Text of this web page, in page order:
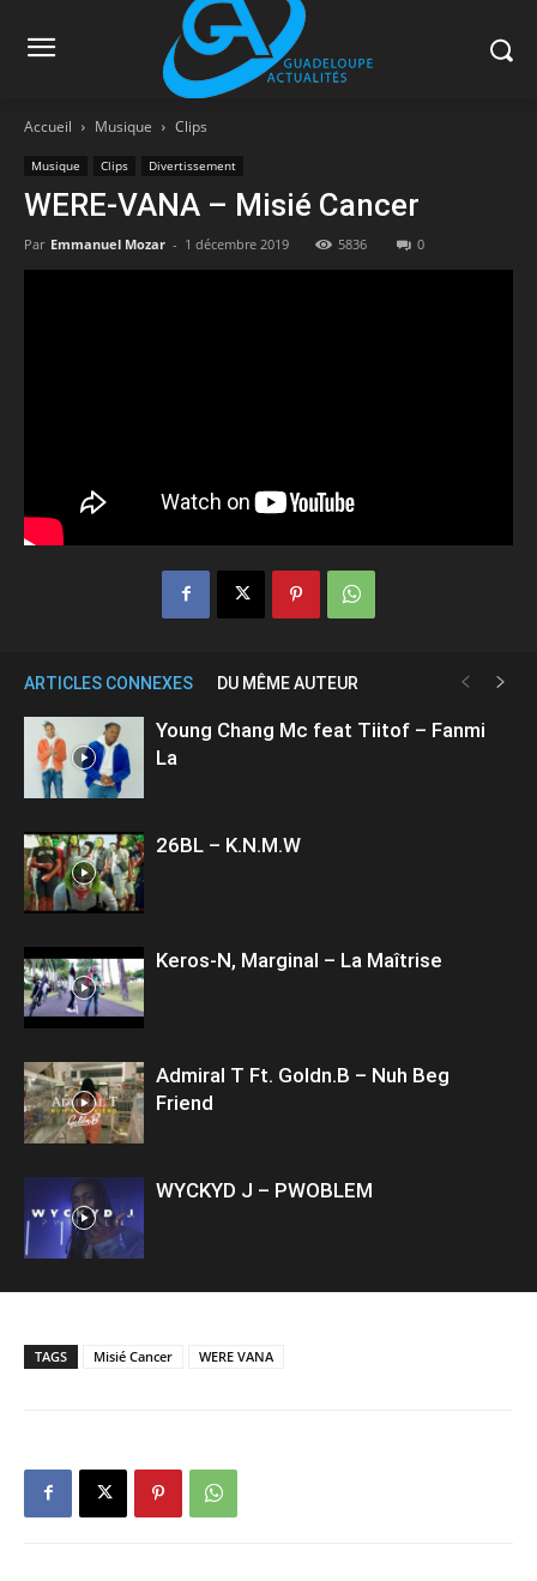
Accueil Musique Clips
Musique Clips Divertissement
WERE-VANA – Misié Cancer
Par Emmanuel Mozar - 1 décembre 2019 5836 0
ARTICLES CONNEXES DU MÊME AUTEUR
Young Chang Mc feat Tiitof – Fanmi
La
26BL – K.N.M.W
Keros-N, Marginal – La Maîtrise
Admiral T Ft. Goldn.B – Nuh Beg
Friend
WYCKYD J – PWOBLEM
TAGS Misié Cancer WERE VANA